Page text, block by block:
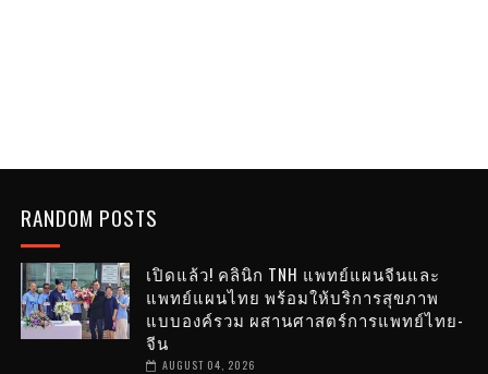
RANDOM POSTS
เปิดแล้ว! คลินิก TNH แพทย์แผนจีนและ
แพทย์แผนไทย พร้อมให้บริการสุขภาพ
แบบองค์รวม ผสานศาสตร์การแพทย์ไทย-
จีน
AUGUST 04, 2026